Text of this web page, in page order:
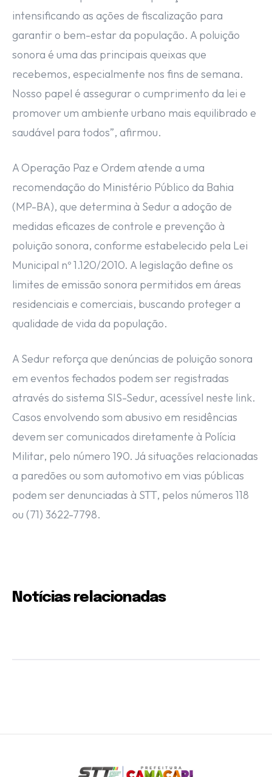
intensificando as ações de fiscalização para
garantir o bem-estar da população. A poluição
sonora é uma das principais queixas que
recebemos, especialmente nos fins de semana.
Nosso papel é assegurar o cumprimento da lei e
promover um ambiente urbano mais equilibrado e
saudável para todos”, afirmou.
A Operação Paz e Ordem atende a uma
recomendação do Ministério Público da Bahia
(MP-BA), que determina à Sedur a adoção de
medidas eficazes de controle e prevenção à
poluição sonora, conforme estabelecido pela Lei
Municipal nº 1.120/2010. A legislação define os
limites de emissão sonora permitidos em áreas
residenciais e comerciais, buscando proteger a
qualidade de vida da população.
A Sedur reforça que denúncias de poluição sonora
em eventos fechados podem ser registradas
através do sistema SIS-Sedur, acessível neste link.
Casos envolvendo som abusivo em residências
devem ser comunicados diretamente à Polícia
Militar, pelo número 190. Já situações relacionadas
a paredões ou som automotivo em vias públicas
podem ser denunciadas à STT, pelos números 118
ou (71) 3622-7798.
Notícias relacionadas